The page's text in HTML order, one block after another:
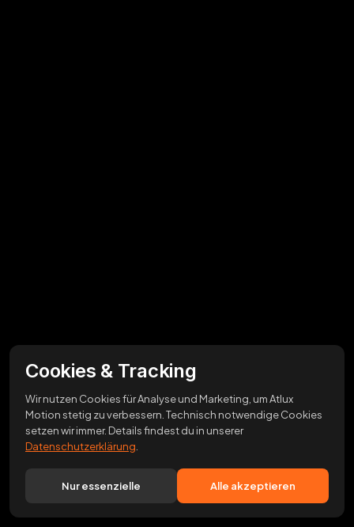
Cookies & Tracking
Wir nutzen Cookies für Analyse und Marketing, um Atlux
Motion stetig zu verbessern. Technisch notwendige Cookies
setzen wir immer. Details findest du in unserer
Datenschutzerklärung
Nur essenzielle Alle akzeptieren